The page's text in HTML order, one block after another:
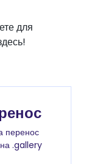
для
перенос
.gallery